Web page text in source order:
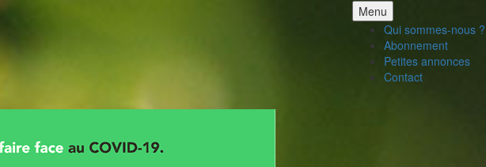
Menu
au
contenu
Qui sommes-nous ?
Abonnement
Petites annonces
Contact